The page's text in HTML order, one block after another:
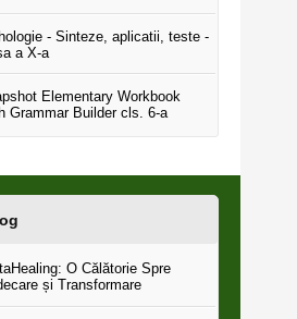
- Sinteze, aplicatii, teste -
a X-a
Elementary Workbook
Grammar Builder cls. 6-a
O Călătorie Spre
și Transformare